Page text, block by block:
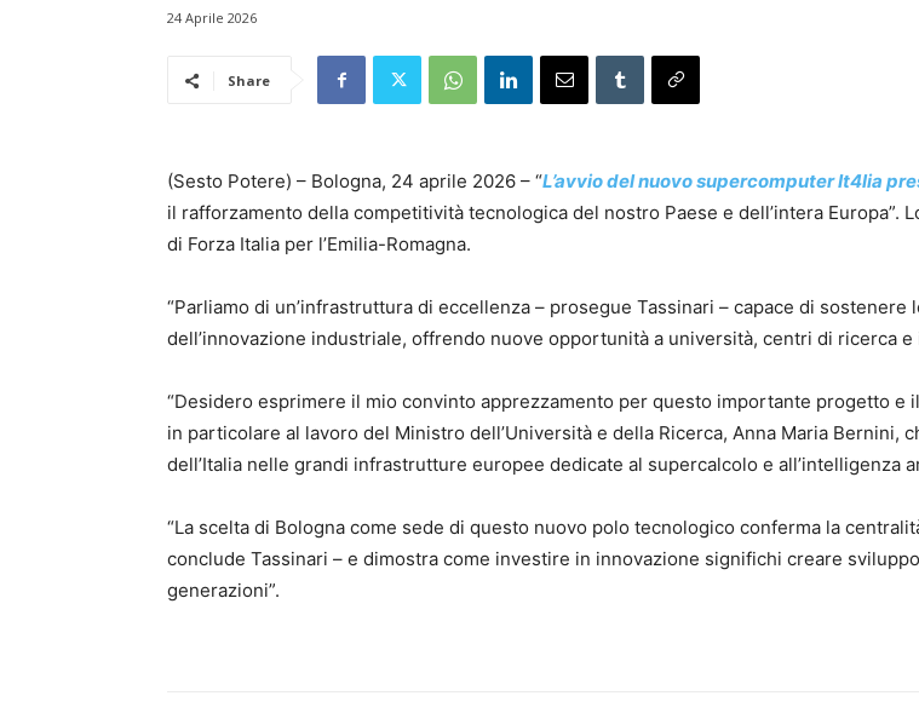
24 Aprile 2026
Share
(Sesto Potere) – Bologna, 24 aprile 2026 – “L’avvio del nuovo supercomputer It4lia
il rafforzamento della competitività tecnologica del nostro Paese e dell’intera Europa”.
di Forza Italia per l’Emilia-Romagna.
“Parliamo di un’infrastruttura di eccellenza – prosegue Tassinari – capace di
dell’innovazione industriale, offrendo nuove opportunità a università, centri di ricerca
“Desidero esprimere il mio convinto apprezzamento per questo importante progetto e
in particolare al lavoro del Ministro dell’Università e della Ricerca, Anna Maria
dell’Italia nelle grandi infrastrutture europee dedicate al supercalcolo e all’intelligenza
“La scelta di Bologna come sede di questo nuovo polo tecnologico conferma la
conclude Tassinari – e dimostra come investire in innovazione significhi creare
generazioni”.